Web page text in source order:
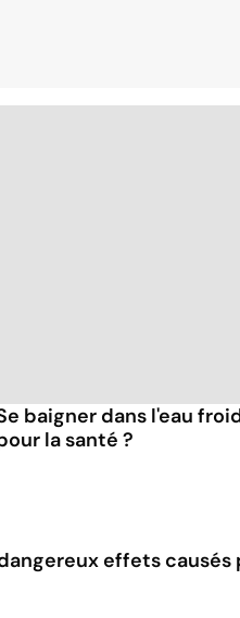
baigner dans l'eau
la santé ?
effets